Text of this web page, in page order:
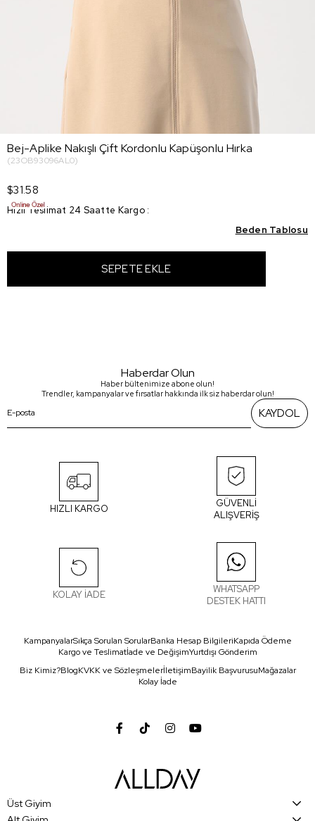
Bej-Aplike Nakışlı Çift Kordonlu Kapüşonlu Hırka
(23OB93096AL0)
$31.58
Hızlı Teslimat 24 Saatte Kargo :
Beden Tablosu
Haberdar Olun
Haber bültenimize abone olun!
Trendler, kampanyalar ve fırsatlar hakkında ilk siz haberdar olun!
KAYDOL
HIZLI KARGO
GÜVENLİ
ALIŞVERİŞ
KOLAY İADE
WHATSAPP
DESTEK HATTI
KampanyalarSıkça Sorulan SorularBanka Hesap BilgileriKapıda Ödeme
Kargo ve Teslimatİade ve DeğişimYurtdışı Gönderim
Biz Kimiz?BlogKVKK ve SözleşmelerİletişimBayilik BaşvurusuMağazalar
Kolay İade
Üst Giyim